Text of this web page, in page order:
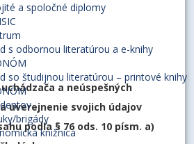
a spoločné diplomy
s odbornou literatúrou a e-knihy
so študijnou literatúrou – printové knihy
brigády
knižnica
a neúspešných
uverejnenie svojich údajov
podľa § 76 ods. 10 písm. a)